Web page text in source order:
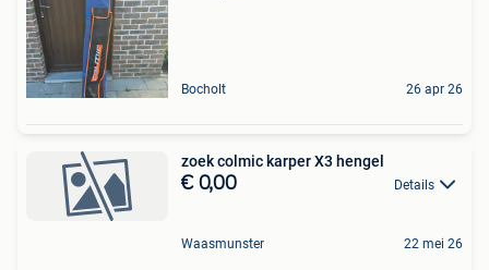
Bocholt 26 apr 26
zoek colmic karper X3 hengel
€ 0,00 Details
Waasmunster 22 mei 26